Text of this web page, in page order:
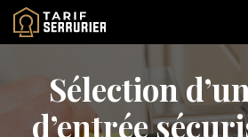
Sélection
d’entrée